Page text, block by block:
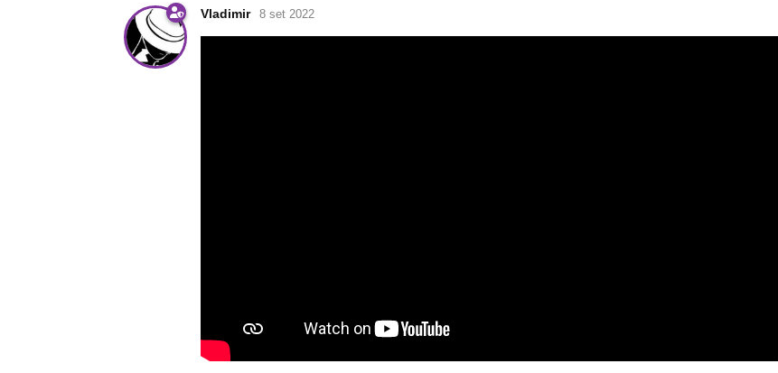
Vladimir 8 set 2022